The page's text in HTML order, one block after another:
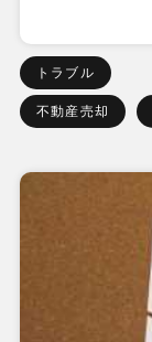
トラブル
不動産売却